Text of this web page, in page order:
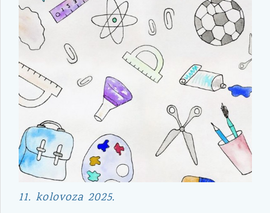
11. kolovoza 2025.